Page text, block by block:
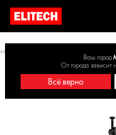
Ваш город
От города зависит
Всё верно